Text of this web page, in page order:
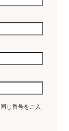
じ番号をご入